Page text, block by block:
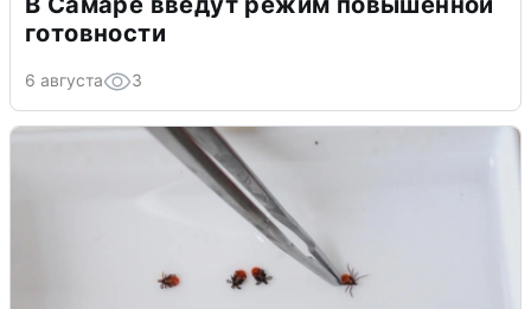
готовности
6 августа 3